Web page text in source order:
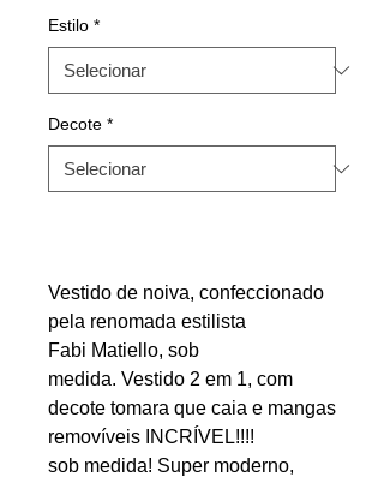
Estilo *
Decote *
Vestido de noiva, confeccionado
pela renomada estilista
Fabi Matiello, sob
medida. Vestido 2 em 1, com
decote tomara que caia e mangas
removíveis INCRÍVEL!!!!
sob medida! Super moderno,